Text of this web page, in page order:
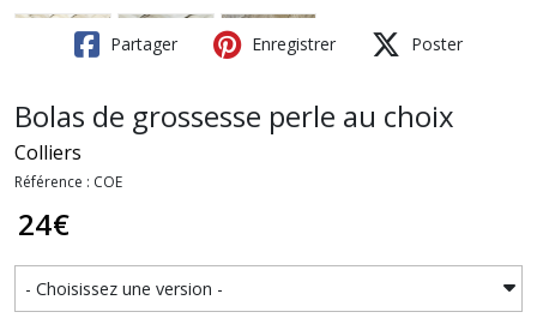
Partager Enregistrer Poster
Bolas de grossesse perle au choix
Colliers
Référence : COE
24€